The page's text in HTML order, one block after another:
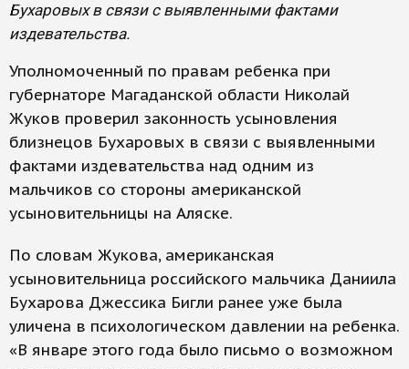
Бухаровых в связи с выявленными фактами
издевательства.
Уполномоченный по правам ребенка при
губернаторе Магаданской области Николай
Жуков проверил законность усыновления
близнецов Бухаровых в связи с выявленными
фактами издевательства над одним из
мальчиков со стороны американской
усыновительницы на Аляске.
По словам Жукова, американская
усыновительница российского мальчика Даниила
Бухарова Джессика Бигли ранее уже была
уличена в психологическом давлении на ребенка.
«В январе этого года было письмо о возможном